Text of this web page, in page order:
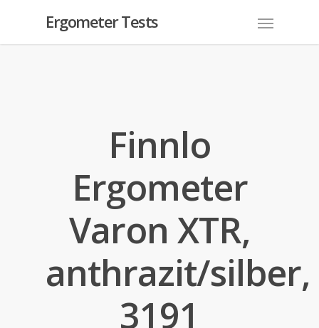
Ergometer Tests
Finnlo
Ergometer
Varon XTR,
anthrazit/silber,
3191